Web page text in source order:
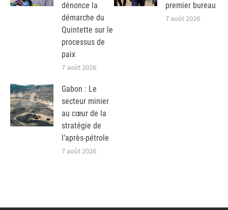
dénonce la
démarche du
Quintette sur le
processus de
paix
7 août 2026
premier bureau
7 août 2026
Gabon : Le
secteur minier
au cœur de la
stratégie de
l’après-pétrole
7 août 2026